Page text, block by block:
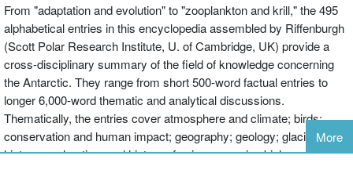
From "adaptation and evolution" to "zooplankton and krill," the 495
alphabetical entries in this encyclopedia assembled by Riffenburgh
(Scott Polar Research Institute, U. of Cambridge, UK) provide a
cross-disciplinary summary of the field of knowledge concerning
the Antarctic. They range from short 500-word factual entries to
longer 6,000-word thematic and analytical discussions.
Thematically, the entries cover atmosphere and climate; birds;
conservation and human impact; geography; geology; glaciology;
history, exploration, and history of science; marine biology; marine
More